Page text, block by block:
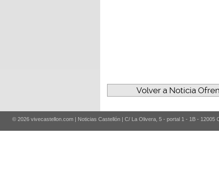
Volver a Noticia
© 2026 vivecastellon.com | Noticias Castellón | C/ La Olivera, 5 - portal 1 - 1B - 12005